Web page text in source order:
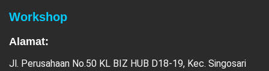
Workshop
Alamat:
Jl. Perusahaan No.50 KL BIZ HUB D18-19, Kec. Singosari